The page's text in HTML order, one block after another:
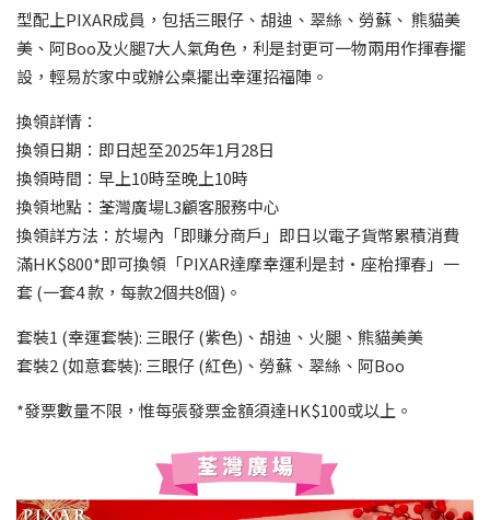
型配上PIXAR成員，包括三眼仔、胡迪、翠絲、勞蘇、 熊貓美
美、阿Boo及火腿7大人氣角色，利是封更可一物兩用作揮春擺
設，輕易於家中或辦公桌擺出幸運招福陣。
換領詳情：
換領日期：即日起至2025年1月28日
換領時間：早上10時至晚上10時
換領地點：荃灣廣場L3顧客服務中心
換領詳方法：於場內「即賺分商戶」即日以電子貨幣累積消費
滿HK$800*即可換領「PIXAR達摩幸運利是封•座枱揮春」一
套 (一套4 款，每款2個共8個)。
套裝1 (幸運套裝): 三眼仔 (紫色)、胡迪、火腿、熊貓美美
套裝2 (如意套裝): 三眼仔 (紅色)、勞蘇、翠絲、阿Boo
*發票數量不限，惟每張發票金額須達HK$100或以上。